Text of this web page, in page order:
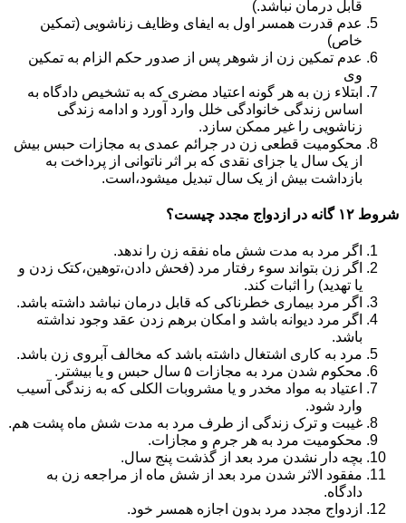
قابل درمان نباشد.)
عدم قدرت همسر اول به ایفای وظایف زناشویی (تمکین
خاص)
عدم تمکین زن از شوهر پس از صدور حکم الزام به تمکین
وی
ابتلاء زن به هر گونه اعتیاد مضری که به تشخیص دادگاه به
اساس زندگی خانوادگی خلل وارد آورد و ادامه زندگی
زناشویی را غیر ممکن سازد.
محکومیت قطعی زن در جرائم عمدی به مجازات حبس بیش
از یک سال یا جزای نقدی که بر اثر ناتوانی از پرداخت به
بازداشت بیش از یک سال تبدیل می‎شود،است.
شروط ۱۲ گانه در ازدواج مجدد چیست؟
اگر مرد به مدت شش ماه نفقه زن را ندهد.
اگر زن بتواند سوء رفتار مرد (فحش دادن،توهین،کتک زدن و
یا تهدید) را اثبات کند.
اگر مرد بیماری خطرناکی که قابل درمان نباشد داشته باشد.
اگر مرد دیوانه باشد و امکان برهم زدن عقد وجود نداشته
باشد.
مرد به کاری اشتغال داشته باشد که مخالف آبروی زن باشد.
محکوم شدن مرد به مجازات ۵ سال حبس و یا بیشتر.
اعتیاد به مواد مخدر و یا مشروبات الکلی که به زندگی آسیب
وارد شود.
غیبت و ترک زندگی از طرف مرد به مدت شش ماه پشت هم.
محکومیت مرد به هر جرم و مجازات.
بچه دار نشدن مرد بعد از گذشت پنج سال.
مفقود الاثر شدن مرد بعد از شش ماه از مراجعه زن به
دادگاه.
ازدواج مجدد مرد بدون اجازه همسر خود.